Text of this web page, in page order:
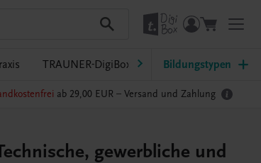
TRAUNER-DigiBox Lehrer/innen-Service
Bildungstypen
ab 29,00 EUR – Versand und Zahlung
gewerbliche und